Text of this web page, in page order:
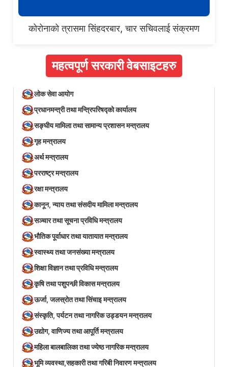
कोरोनाको त्रासमा सिंहदरबार, चार सचिवलाई संक्रमण
महत्वपूर्ण सरकारी वेबसाइटहरु
लोक सेवा आयोग
प्रधानमन्त्री तथा मन्त्रिपरिषद्को कार्यालय
सङ्घीय मामिला तथा सामान्य प्रशासन मन्त्रालय
गृह मन्त्रालय
अर्थ मन्त्रालय
परराष्ट्र मन्त्रालय
रक्षा मन्त्रालय
कानून, न्याय तथा संसदीय मामिला मन्त्रालय
सञ्‍चार तथा सूचना प्रविधि मन्त्रालय
भौतिक पूर्वाधार तथा यातायात मन्त्रालय
स्वास्थ्य तथा जनसंख्या मन्त्रालय
शिक्षा विज्ञान तथा प्रविधि मन्त्रालय
कृषि तथा पशुपन्छी विकास मन्त्रालय
ऊर्जा, जलस्रोत तथा सिंचाइ मन्त्रालय
संस्कृति, पर्यटन तथा नागरिक उड्डयन मन्त्रालय
उद्योग, वाणिज्य तथा आपूर्ति मन्त्रालय
महिला बालबालिका तथा ज्येष्ठ नागरिक मन्त्रालय
भूमि व्यवस्था,सहकारी तथा गरिबी निवारण मन्त्रालय